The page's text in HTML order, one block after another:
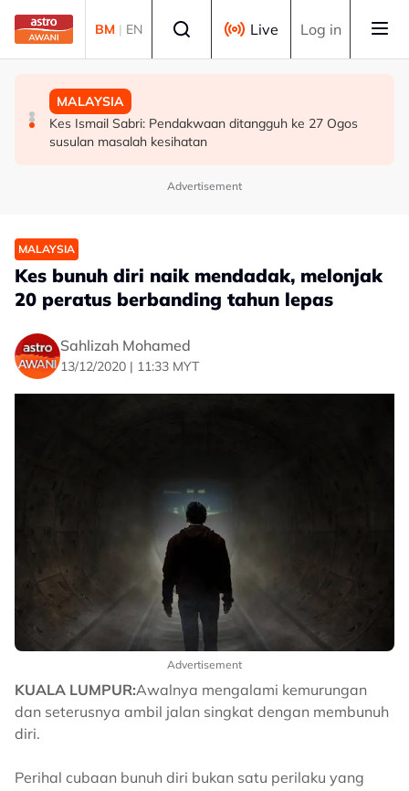
Skip to main content
BM | EN Live Log in
MALAYSIA
Bekas Ketua Hakim Negara Tun Mohamed Eusoff Chin
meninggal dunia pada usia 91 tahun
MALAYSIA
Kes Ismail Sabri: Pendakwaan ditangguh ke 27 Ogos
susulan masalah kesihatan
BISNES
Bursa Malaysia dibuka rendah, menjejaki penyusutan
semalaman Wall Street
Advertisement
MALAYSIA
Kes bunuh diri naik mendadak, melonjak
20 peratus berbanding tahun lepas
Sahlizah Mohamed
13/12/2020 | 11:33 MYT
Advertisement
KUALA LUMPUR:Awalnya mengalami kemurungan
dan seterusnya ambil jalan singkat dengan membunuh
diri.
Perihal cubaan bunuh diri bukan satu perilaku yang